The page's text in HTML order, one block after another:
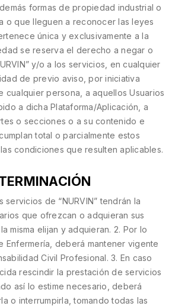
formas de propiedad industrial o
o que lleguen a reconocer las leyes
única y exclusivamente a la
se reserva el derecho a negar o
y/o a los servicios, en cualquier
de previo aviso, por iniciativa
cualquier persona, a aquellos Usuarios
a dicha Plataforma/Aplicación, a
o secciones o a su contenido e
total o parcialmente estos
condiciones que resulten aplicables.
servicios de “NURVIN” tendrán la
que ofrezcan o adquieran sus
misma elijan y adquieran. 2. Por lo
Enfermería, deberá mantener vigente
Civil Profesional. 3. En caso
rescindir la prestación de servicios
así lo estime necesario, deberá
o interrumpirla, tomando todas las